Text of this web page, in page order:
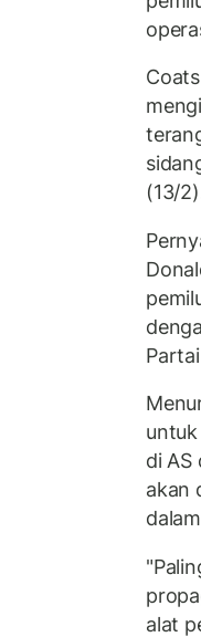
(13/
di AS
akan
alat